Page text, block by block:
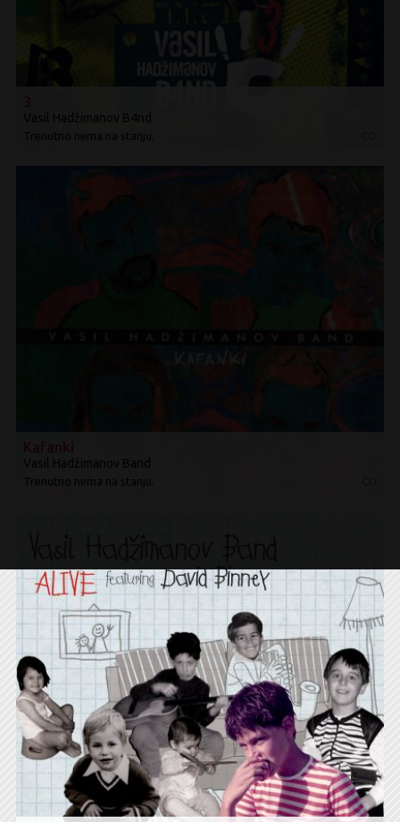
Vasil Hadžimanov B4nd
Trenutno nema na stanju.
Vasil Hadžimanov Band
Trenutno nema na stanju.